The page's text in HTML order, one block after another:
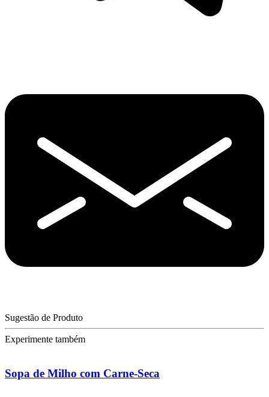
Sugestão de Produto
Experimente também
Sopa de Milho com Carne-Seca